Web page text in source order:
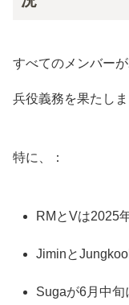
すべてのメンバー
兵役義務を果たしま
特に、：
RMとVは2025
Jiminと
Sugaが6月中旬